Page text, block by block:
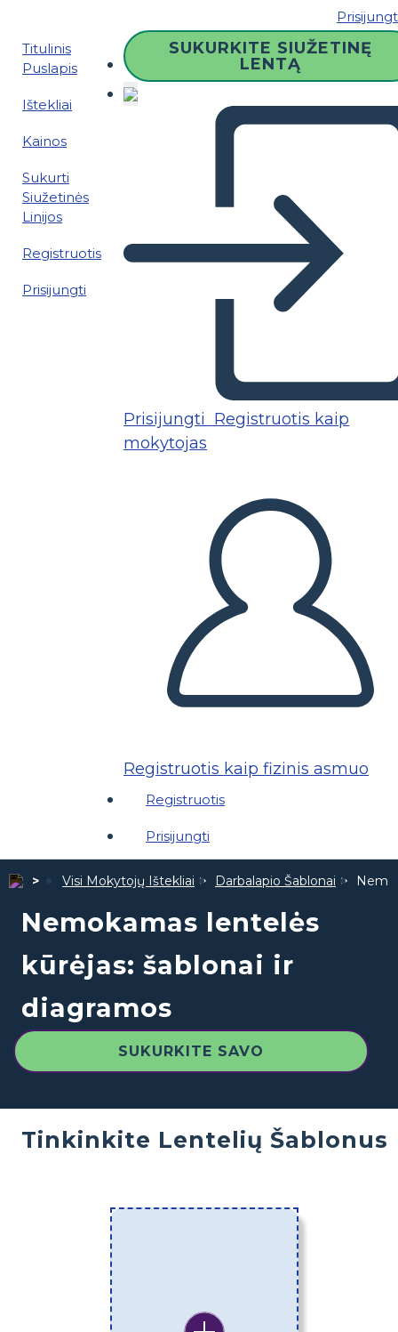
Titulinis
Puslapis
Ištekliai
Kainos
Sukurti
Siužetinės
Linijos
Registruotis
Prisijungti
SUKURKITE SIUŽETINĘ
LENTĄ
Prisijungti Registruotis kaip
mokytojas
Registruotis kaip fizinis asmuo
Registruotis
Prisijungti
Visi Mokytojų Ištekliai Darbalapio Šablonai
Nemokamas lentelės
kūrėjas: šablonai ir
diagramos
SUKURKITE SAVO
Tinkinkite Lentelių Šablonus